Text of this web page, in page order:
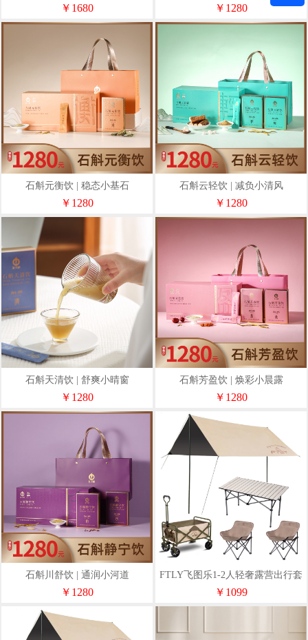
￥1680 ￥1280
石斛元衡饮 | 稳态小基石
￥1280
石斛云轻饮 | 减负小清风
￥1280
石斛天清饮 | 舒爽小晴窗
￥1280
石斛芳盈饮 | 焕彩小晨露
￥1280
石斛川舒饮 | 通润小河道
￥1280
FTLY飞图乐1-2人轻奢露营出行套
装（天幕+桌椅+露营车）
￥1099